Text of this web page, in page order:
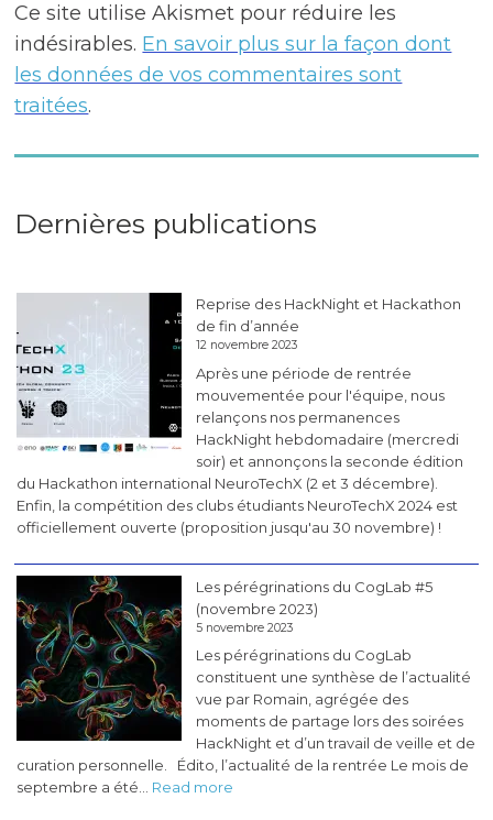
Ce site utilise Akismet pour réduire les
indésirables. En savoir plus sur la façon dont
les données de vos commentaires sont
traitées.
Dernières publications
Reprise des HackNight et Hackathon
de fin d’année
12 novembre 2023
Après une période de rentrée
mouvementée pour l'équipe, nous
relançons nos permanences
HackNight hebdomadaire (mercredi
soir) et annonçons la seconde édition
du Hackathon international NeuroTechX (2 et 3 décembre).
Enfin, la compétition des clubs étudiants NeuroTechX 2024 est
officiellement ouverte (proposition jusqu'au 30 novembre) !
Les pérégrinations du CogLab #5
(novembre 2023)
5 novembre 2023
Les pérégrinations du CogLab
constituent une synthèse de l’actualité
vue par Romain, agrégée des
moments de partage lors des soirées
HackNight et d’un travail de veille et de
curation personnelle. Édito, l’actualité de la rentrée Le mois de
septembre a été… Read more